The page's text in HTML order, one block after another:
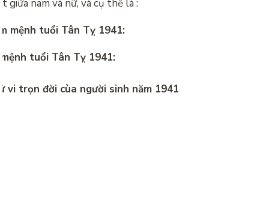
giữa nam và nữ, và cụ thể là :
mệnh tuổi Tân Tỵ 1941:
tuổi Tân Tỵ 1941: